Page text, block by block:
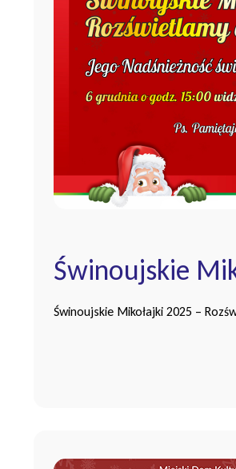
Świnoujskie
Świnoujskie Mikołajki 2025 –